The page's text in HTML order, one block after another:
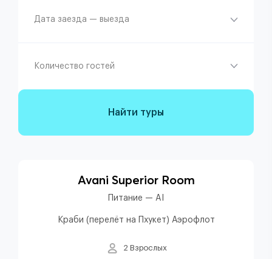
Дата заезда — выезда
Количество гостей
Найти туры
Avani Superior Room
Питание — AI
Краби (перелёт на Пхукет) Аэрофлот
2 Взрослых